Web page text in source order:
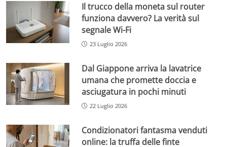
Il trucco della moneta sul router
funziona davvero? La verità sul
segnale Wi-Fi
23 Luglio 2026
Dal Giappone arriva la lavatrice
umana che promette doccia e
asciugatura in pochi minuti
22 Luglio 2026
Condizionatori fantasma venduti
online: la truffa delle finte